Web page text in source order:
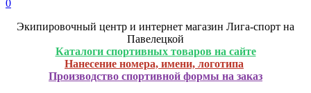
0
Экипировочный центр и интернет магазин Лига-спорт на
Павелецкой
Каталоги спортивных товаров на сайте
Нанесение номера, имени, логотипа
Производство спортивной формы на заказ